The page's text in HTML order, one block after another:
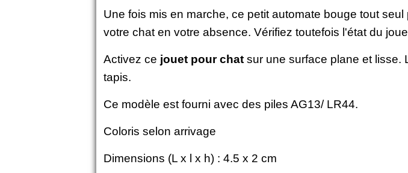
Une fois mis en marche, ce petit automate bouge tout
votre chat en votre absence. Vérifiez toutefois l'état du
Activez ce jouet pour chat sur une surface plane et lisse.
tapis.
Ce modèle est fourni avec des piles AG13/ LR44.
Coloris selon arrivage
Dimensions (L x l x h) : 4.5 x 2 cm